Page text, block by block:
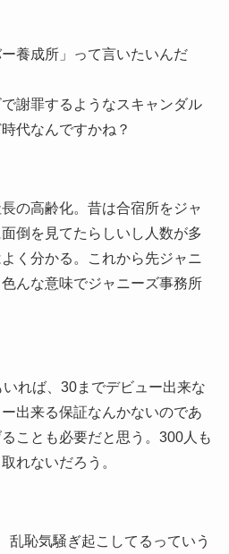
養成所」って言いたいんだ
謝罪するようなスキャンダル
代なんですかね？
の高齢化。昔は合宿所をジャ
倒を見てたらしいし人数が多
く分かる。これから先ジャニ
んな意味でジャニーズ事務所
れば、30までデビュー出来な
出来る保証なんかないのであ
ことも必要だと思う。300人も
れないだろう。
乱恥気騒ぎ起こしてるっていう